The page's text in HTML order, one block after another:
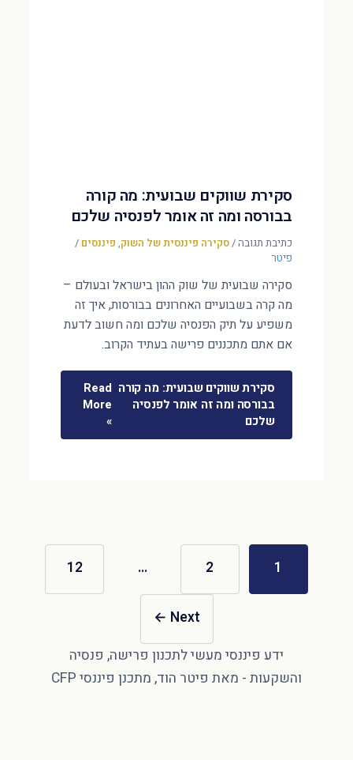
סקירת שווקים שבועית: מה קורה
בבורסה ומה זה אומר לפנסיה שלכם
כתיבת תגובה/סקירה פיננסית של השוק, פיננסים /
פיטר
סקירה שבועית של שוק ההון בישראל ובעולם –
מה קרה בשבועיים האחרונים בבורסות, איך זה
משפיע על תיק הפנסיה שלכם ומה חשוב לדעת
אם אתם מתכננים פרישה בעתיד הקרוב.
סקירת שווקים שבועית: מה קורה
בבורסה ומה זה אומר לפנסיה
שלכם
Read
More
»
1
2
…
12
Next
←